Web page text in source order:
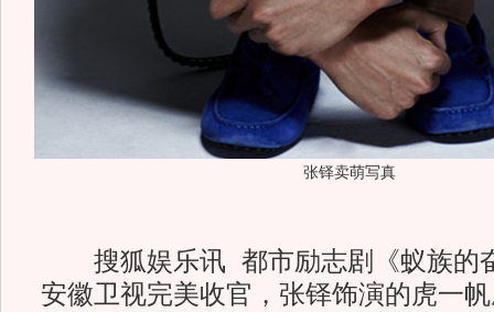
张铎卖萌写真
搜狐娱乐讯 都市励志剧《蚁族的
安徽卫视完美收官，张铎饰演的虎一